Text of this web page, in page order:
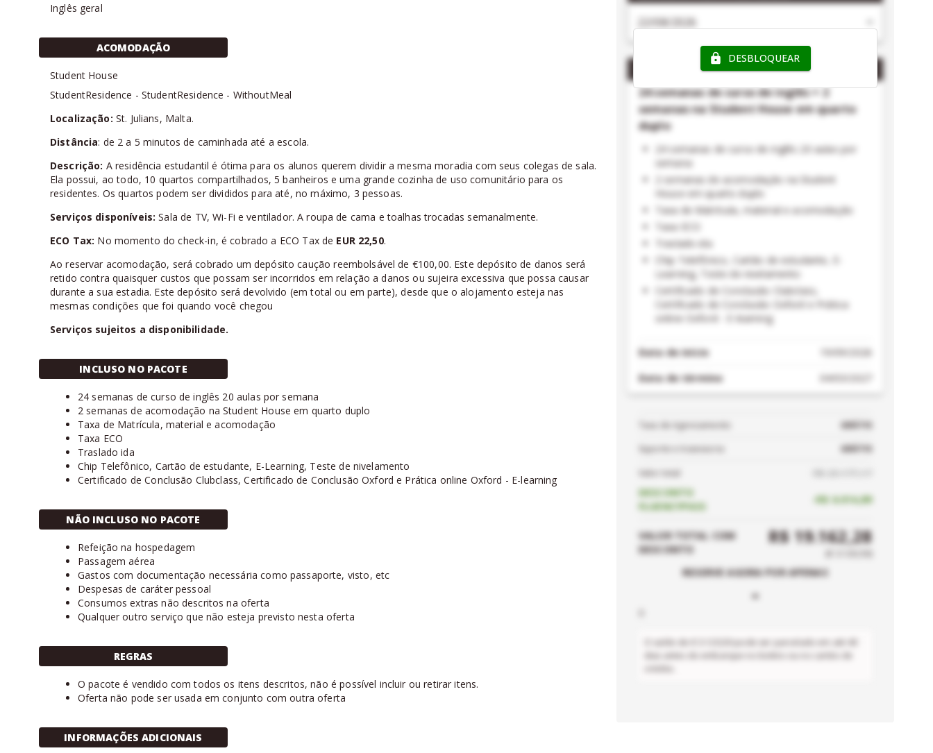
Inglês geral
ACOMODAÇÃO
Student House
StudentResidence - StudentResidence - WithoutMeal
Localização: St. Julians, Malta.
Distância: de 2 a 5 minutos de caminhada até a escola.
Descrição: A residência estudantil é ótima para os alunos querem dividir a mesma moradia com seus colegas de sala.
Ela possui, ao todo, 10 quartos compartilhados, 5 banheiros e uma grande cozinha de uso comunitário para os
residentes. Os quartos podem ser divididos para até, no máximo, 3 pessoas.
Serviços disponíveis: Sala de TV, Wi-Fi e ventilador. A roupa de cama e toalhas trocadas semanalmente.
ECO Tax: No momento do check-in, é cobrado a ECO Tax de EUR 22,50.
Ao reservar acomodação, será cobrado um depósito caução reembolsável de €100,00. Este depósito de danos será
retido contra quaisquer custos que possam ser incorridos em relação a danos ou sujeira excessiva que possa causar
durante a sua estadia. Este depósito será devolvido (em total ou em parte), desde que o alojamento esteja nas
mesmas condições que foi quando você chegou
Serviços sujeitos a disponibilidade.
INCLUSO NO PACOTE
24 semanas de curso de inglês 20 aulas por semana
2 semanas de acomodação na Student House em quarto duplo
Taxa de Matrícula, material e acomodação
Taxa ECO
Traslado ida
Chip Telefônico, Cartão de estudante, E-Learning, Teste de nivelamento
Certificado de Conclusão Clubclass, Certificado de Conclusão Oxford e Prática online Oxford - E-learning
NÃO INCLUSO NO PACOTE
Refeição na hospedagem
Passagem aérea
Gastos com documentação necessária como passaporte, visto, etc
Despesas de caráter pessoal
Consumos extras não descritos na oferta
Qualquer outro serviço que não esteja previsto nesta oferta
REGRAS
O pacote é vendido com todos os itens descritos, não é possível incluir ou retirar itens.
Oferta não pode ser usada em conjunto com outra oferta
INFORMAÇÕES ADICIONAIS
DESBLOQUEAR
- CLUBCLASS MALTA
24 semanas de curso de inglês + 2
semanas na Student House em quarto
duplo
24 semanas de curso de inglês 20 aulas por
semana
2 semanas de acomodação na Student
House em quarto duplo
Taxa de Matrícula, material e acomodação
Taxa ECO
Traslado ida
Chip Telefônico, Cartão de estudante, E-
Learning, Teste de nivelamento
Certificado de Conclusão Clubclass,
Certificado de Conclusão Oxford e Prática
online Oxford - E-learning
Data de início
19/09/2026
Data de término
04/03/2027
Taxa de Agenciamento
GRÁTIS
Suporte e Assessoria
GRÁTIS
Valor total
DESCONTO
FLUENCYPASS
-R$ 6.014,89
VALOR TOTAL
COM
DESCONTO
R$ 19.162,28
RESERVE AGORA POR APENAS
-
pode ser parcelado em até
dias antes do embarque no boleto ou no cartão de